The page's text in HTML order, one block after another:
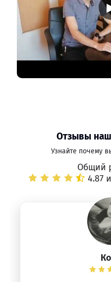
Отзывы
Узнайте почему
Общий
4.87